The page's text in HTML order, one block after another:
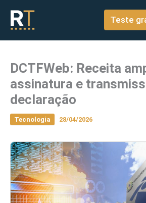
conteúdo
Teste
DCTFWeb: Receita
assinatura e
declaração
Tecnologia 28/04/2026